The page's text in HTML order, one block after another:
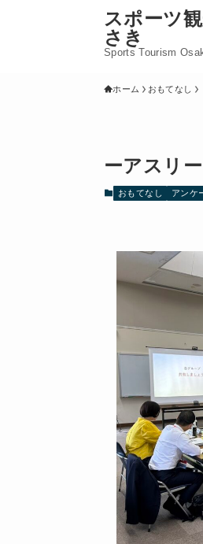
スポーツ
さき
Sports Tourism
ホーム おもてなし
ーアスリ
おもてなし アンケ